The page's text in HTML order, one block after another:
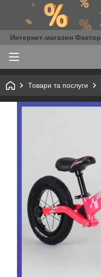
Интернет-магазин Фактор
Товари та послуги